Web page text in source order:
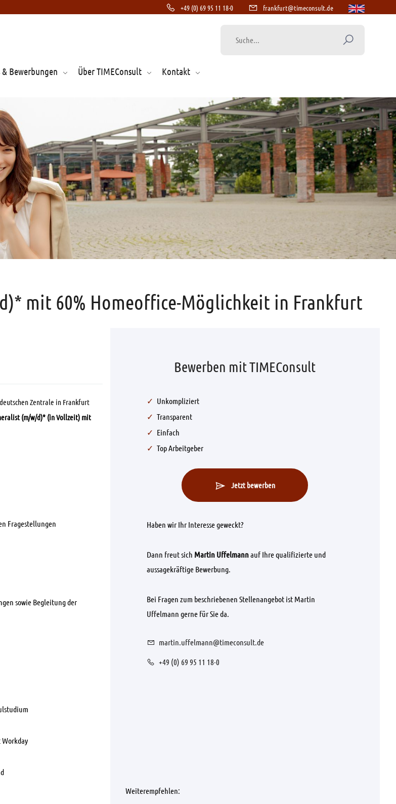
+49 (0) 69 95 11 18-0 frankfurt@timeconsult.de
Bewerbungen Über TIMEConsult Kontakt
mit 60% Homeoffice-Möglichkeit in Frankfurt
Zentrale in Frankfurt
(m/w/d)* (in Vollzeit) mit
Fragestellungen
sowie Begleitung der
Bewerben mit TIMEConsult
Unkompliziert
Transparent
Einfach
Top Arbeitgeber
Jetzt bewerben
Haben wir Ihr Interesse geweckt?
Dann freut sich Martin Uffelmannauf Ihre qualifizierte und
aussagekräftige Bewerbung.
Bei Fragen zum beschriebenen Stellenangebot ist Martin
Uffelmann gerne für Sie da.
martin.uffelmann@timeconsult.de
+49 (0) 69 95 11 18-0
Weiterempfehlen: